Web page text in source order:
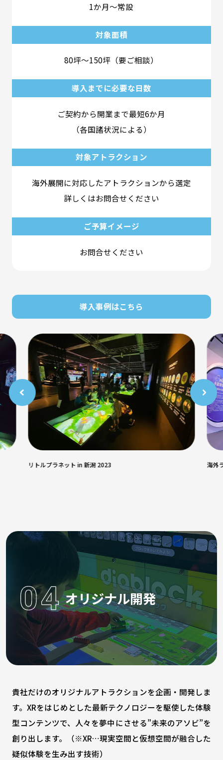
1か月～常設
対象面積
80坪～150坪（要ご相談）
導入までに必要な日数
ご契約から開業まで最短6か月
（各国諸状況による）
対象アトラクション
海外展開に対応したアトラクションから選定
詳しくはお問合せください
ご予算イメージ
お問合せください
導入事例はこちら
リトルプラネット in 新潟 2023 海外
オリジナル開発
貴社だけのオリジナルアトラクションを企画・開発しま
す。XRをはじめとした最新テクノロジーを駆使した体験
型コンテンツで、人々を夢中にさせる”未来のアソビ”を
創り出します。（※XR…現実空間と仮想空間が融合した
疑似体験を生み出す技術）